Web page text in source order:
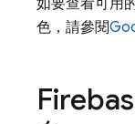
如要查看可用
色，請參閱